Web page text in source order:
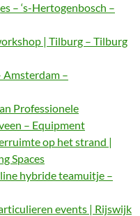
– ‘s-Hertogenbosch –
| Tilburg – Tilburg
Amsterdam –
Professionele
– Equipment
op het strand |
Spaces
hybride teamuitje –
events | Rijswijk